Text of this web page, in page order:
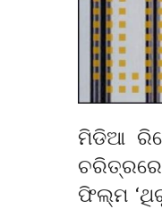
ମିଡିଆ
ଫିଲ୍ମ